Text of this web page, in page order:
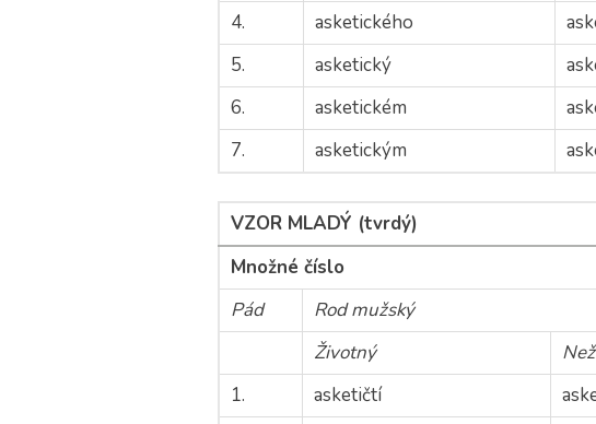
4.
asketického
5.
asketický
6.
asketickém
7.
asketickým
VZOR MLADÝ (tvrdý)
Množné číslo
Pád
Rod mužský
Životný
1.
asketičtí